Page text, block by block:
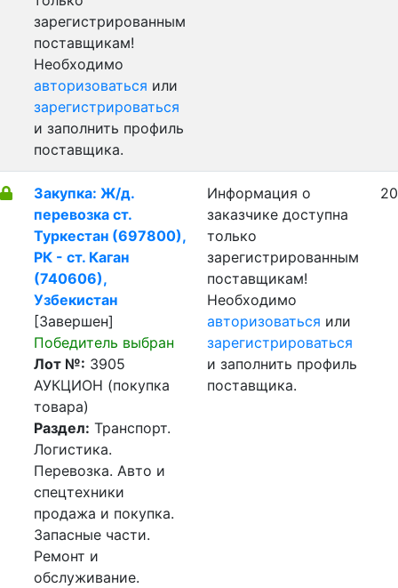
зарегистрированным
поставщикам!
Необходимо
авторизоваться или
зарегистрироваться
и заполнить профиль
поставщика.
Закупка: Ж/д.
перевозка ст.
Туркестан (697800),
РК - ст. Каган
(740606),
Узбекистан
[Завершен]
Победитель выбран
Лот №: 3905
АУКЦИОН (покупка
товара)
Раздел: Транспорт.
Логистика.
Перевозка. Авто и
спецтехники
продажа и покупка.
Запасные части.
Ремонт и
обслуживание.
Информация о
заказчике доступна
только
зарегистрированным
поставщикам!
Необходимо
авторизоваться или
зарегистрироваться
и заполнить профиль
поставщика.